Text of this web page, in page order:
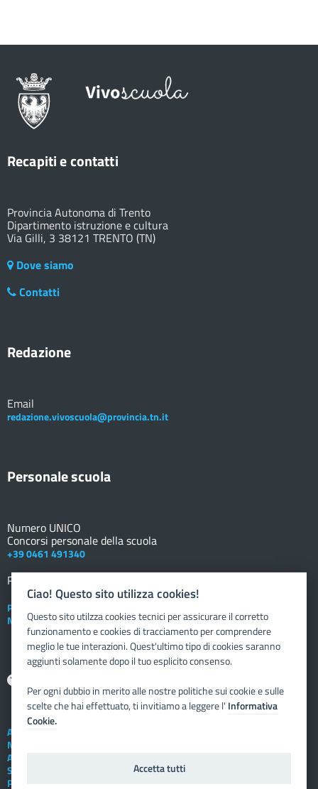
Recapiti e contatti
Provincia Autonoma di Trento
Dipartimento istruzione e cultura
Via Gilli, 3 38121 TRENTO (TN)
Dove siamo
Contatti
Redazione
Email
redazione.vivoscuola@provincia.tn.it
Personale scuola
Numero UNICO
Concorsi personale della scuola
+39 0461 491340
Registro elettronico
Posta elettronica istituzionale
Nuovo sportello dipendente
Assistenza tecnica
Note legali
Albo telematico
Social Media Policy
Privacy
Ciao! Questo sito utilizza cookies!
Questo sito utilzza cookies tecnici per assicurare il corretto
funzionamento e cookies di tracciamento per comprendere
meglio le tue interazioni. Quest'ultimo tipo di cookies saranno
aggiunti solamente dopo il tuo esplicito consenso.
Per ogni dubbio in merito alle nostre politiche sui cookie e sulle
scelte che hai effettuato, ti invitiamo a leggere l' Informativa
Cookie.
Accetta tutti